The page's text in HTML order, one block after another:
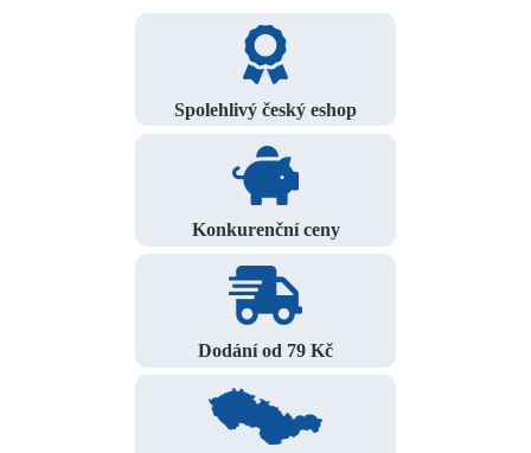
Spolehlivý český eshop
Konkurenční ceny
Dodání od 79 Kč